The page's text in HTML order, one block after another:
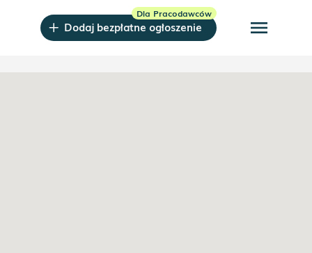
Dodaj bezpłatne ogłoszenie menu